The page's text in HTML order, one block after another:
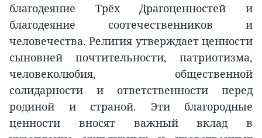
благодеяние Трёх Драгоценностей и
благодеяние соотечественников и
человечества. Религия утверждает ценности
сыновней почтительности, патриотизма,
человеколюбия, общественной
солидарности и ответственности перед
родиной и страной. Эти благородные
ценности вносят важный вклад в